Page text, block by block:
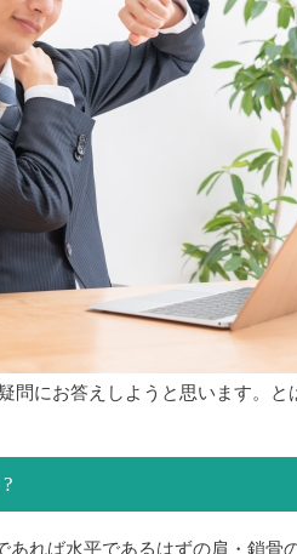
問にお答えしようと思います。と
れば水平であるはずの肩・鎖骨